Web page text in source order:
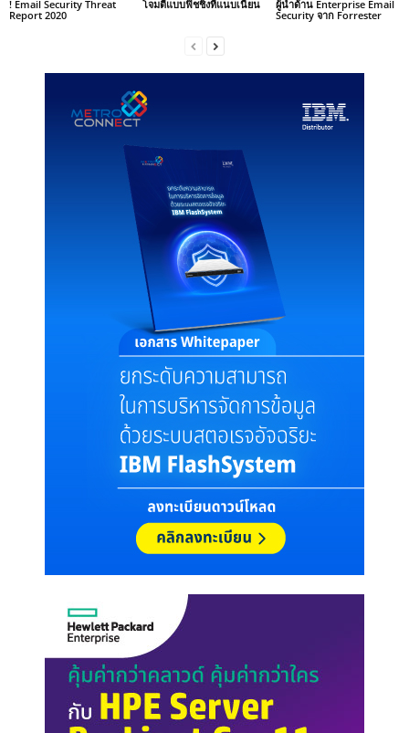
! Email Security Threat
Report 2020
โจมตีแบบฟิชชิ่งที่แนบเนียน
ผู้นำด้าน Enterprise Email
Security จาก Forrester